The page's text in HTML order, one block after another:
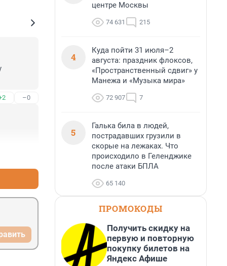
–0
центре Москвы
74 631 215
4
Куда пойти 31 июля–2
августа: праздник флоксов,
«Пространственный сдвиг» у
Манежа и «Музыка мира»
72 907 7
5
Галька била в людей,
пострадавших грузили в
скорые на лежаках. Что
происходило в Геленджике
после атаки БПЛА
65 140
ПРОМОКОДЫ
Получить скидку на
первую и повторную
покупку билетов на
Яндекс Афише